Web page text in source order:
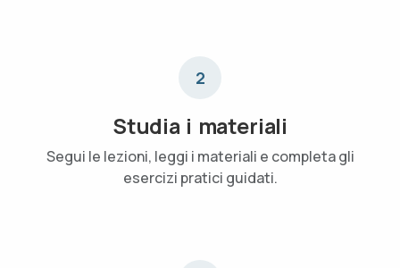
2
Studia i materiali
Segui le lezioni, leggi i materiali e completa gli
esercizi pratici guidati.